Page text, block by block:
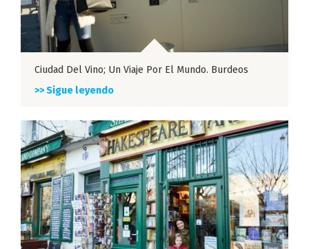
Ciudad Del Vino; Un Viaje Por El Mundo. Burdeos
>> Sigue leyendo